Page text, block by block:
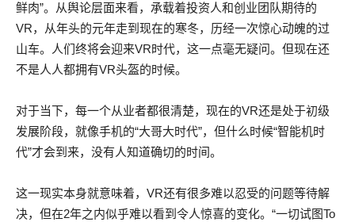
鲜肉”。从舆论层面来看，承载着投资人和创业团队期待的
VR，从年头的元年走到现在的寒冬，历经一次惊心动魄的过
山车。人们终将会迎来VR时代，这一点毫无疑问。但现在还
不是人人都拥有VR头盔的时候。
对于当下，每一个从业者都很清楚，现在的VR还是处于初级
发展阶段，就像手机的“大哥大时代”，但什么时候“智能机时
代”才会到来，没有人知道确切的时间。
这一现实本身就意味着，VR还有很多难以忍受的问题等待解
决，但在2年之内似乎难以看到令人惊喜的变化。“一切试图To